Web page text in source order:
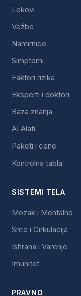
Lekovi
Vežbe
Namirnice
Simptomi
Faktori rizika
Eksperti i doktori
Baza znanja
AI Alati
Paketi i cene
Kontrolna tabla
SISTEMI TELA
Mozak i Mentalno
Srce i Cirkulacija
Ishrana i Varenje
Imunitet
PRAVNO